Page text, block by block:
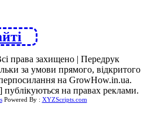
права захищено | Передрук
за умови прямого, відкритого
на GrowHow.in.ua.
на правах реклами.
Powered By : XYZScripts.com